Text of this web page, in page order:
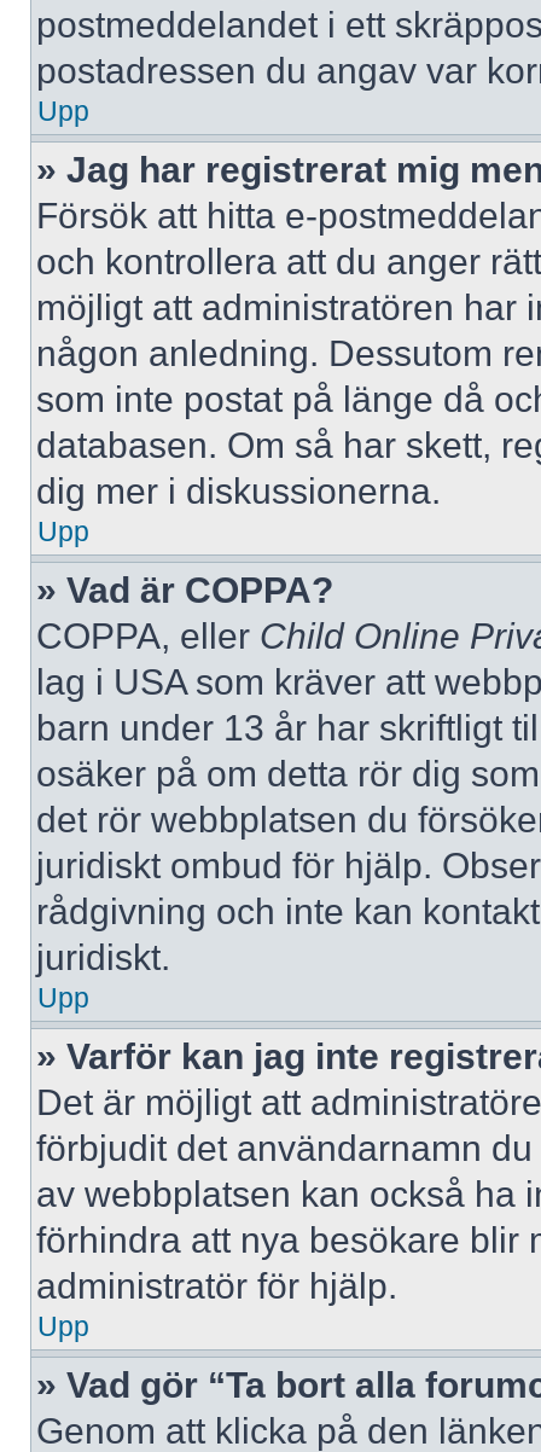
postmeddelandet i ett
postadressen du angav var
Upp
» Jag har registrerat mig
Försök att hitta e-
och kontrollera att du anger
möjligt att administratören har
någon anledning. Dessutom
som inte postat på länge då
databasen. Om så har skett,
dig mer i diskussionerna.
Upp
» Vad är COPPA?
COPPA, eller Child Online
lag i USA som kräver att
barn under 13 år har skriftligt
osäker på om detta rör dig
det rör webbplatsen du
juridiskt ombud för hjälp.
rådgivning och inte kan
juridiskt.
Upp
» Varför kan jag inte
Det är möjligt att
förbjudit det användarnamn
av webbplatsen kan också ha
förhindra att nya besökare blir
administratör för hjälp.
Upp
» Vad gör “Ta bort alla
Genom att klicka på den